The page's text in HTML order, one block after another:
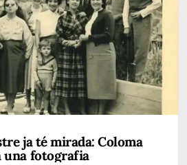
ja té mirada: Coloma
una fotografia